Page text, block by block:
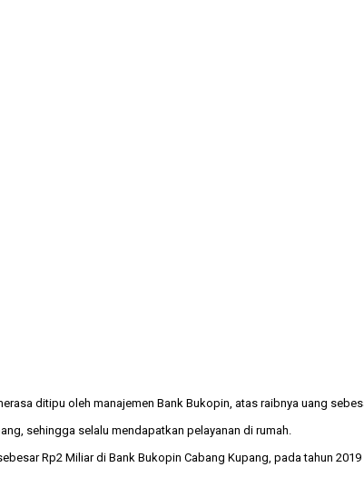
ditipu oleh manajemen Bank Bukopin, atas raibnya uang
sehingga selalu mendapatkan pelayanan di rumah.
Rp2 Miliar di Bank Bukopin Cabang Kupang, pada tahun 2019